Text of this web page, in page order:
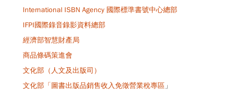
International ISBN Agency 國際標準書號中心總部
IFPI國際錄音錄影資料總部
經濟部智慧財產局
商品條碼策進會
文化部（人文及出版司）
文化部「圖書出版品銷售收入免徵營業稅專區 」